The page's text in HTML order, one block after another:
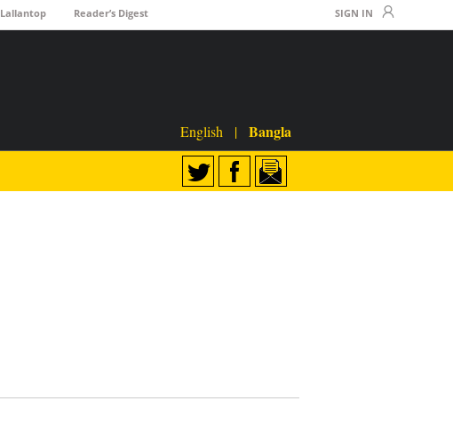
Lallantop Reader’s Digest SIGN IN
English | Bangla